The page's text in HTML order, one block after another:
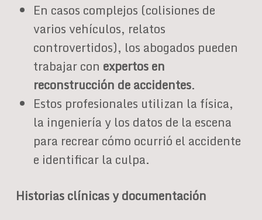
En casos complejos (colisiones de
varios vehículos, relatos
controvertidos), los abogados pueden
trabajar con expertos en
reconstrucción de accidentes.
Estos profesionales utilizan la física,
la ingeniería y los datos de la escena
para recrear cómo ocurrió el accidente
e identificar la culpa.
Historias clínicas y documentación